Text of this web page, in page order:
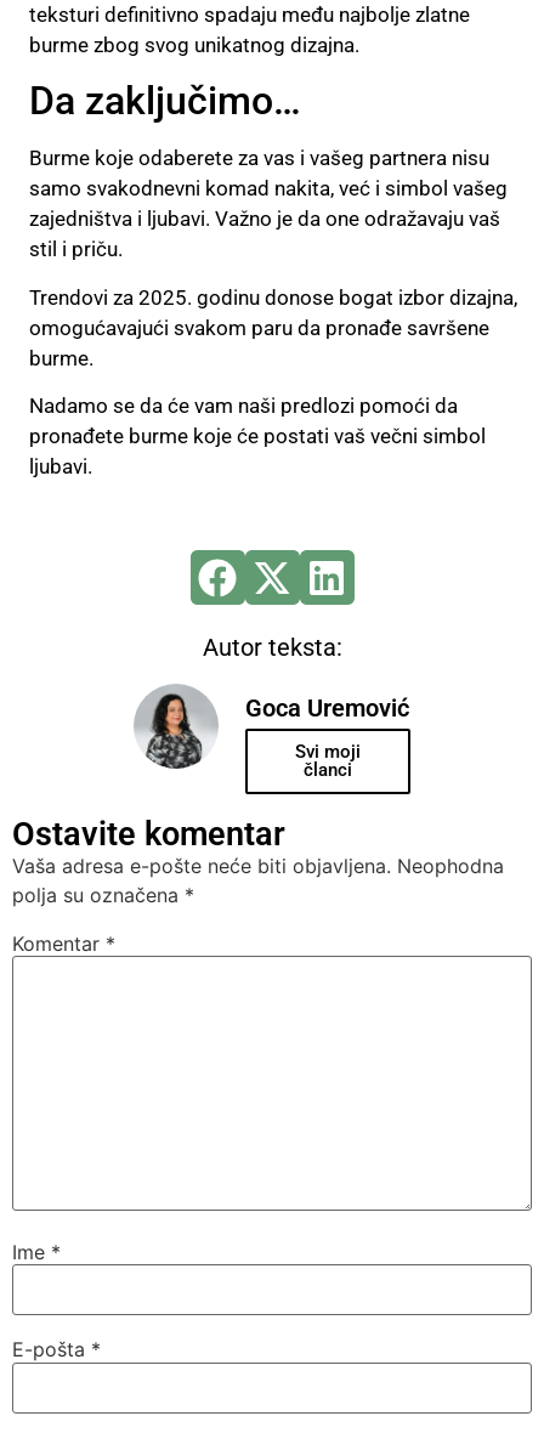
teksturi definitivno spadaju među najbolje zlatne
burme zbog svog unikatnog dizajna.
Da zaključimo…
Burme koje odaberete za vas i vašeg partnera nisu
samo svakodnevni komad nakita, već i simbol vašeg
zajedništva i ljubavi. Važno je da one odražavaju vaš
stil i priču.
Trendovi za 2025. godinu donose bogat izbor dizajna,
omogućavajući svakom paru da pronađe savršene
burme.
Nadamo se da će vam naši predlozi pomoći da
pronađete burme koje će postati vaš večni simbol
ljubavi.
Goca Uremović
Svi moji
članci
Autor teksta:
Ostavite komentar
Vaša adresa e-pošte neće biti objavljena. Neophodna
polja su označena *
Komentar *
Ime *
E-pošta *